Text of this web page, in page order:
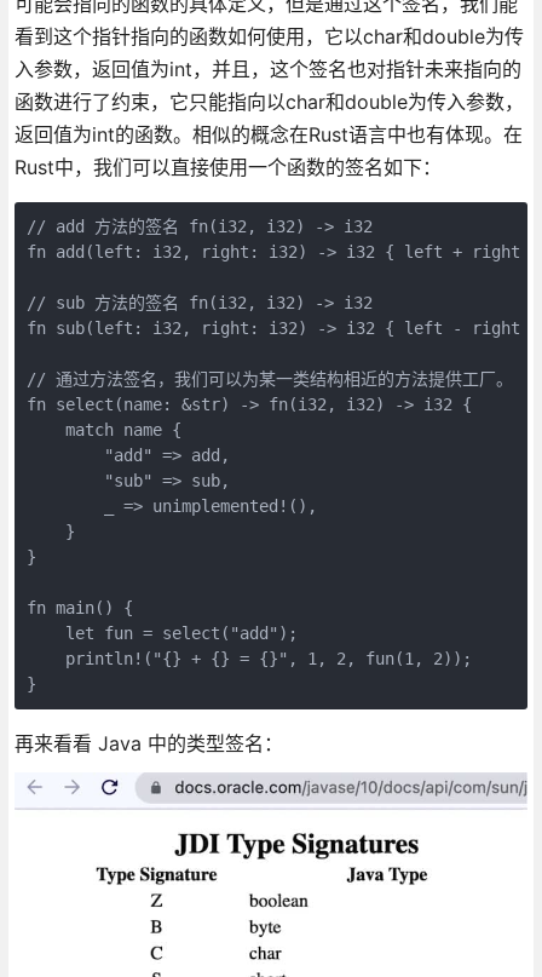
看到这个指针指向的函数如何使用，它以char和double为传
入参数，返回值为int，并且，这个签名也对指针未来指向的
函数进行了约束，它只能指向以char和double为传入参数，
返回值为int的函数。相似的概念在Rust语言中也有体现。在
Rust中，我们可以直接使用一个函数的签名如下：
// add 方法的签名 fn(i32, i32) -> i32
fn add(left: i32, right: i32) -> i32 { left + right }
// sub 方法的签名 fn(i32, i32) -> i32
fn sub(left: i32, right: i32) -> i32 { left - right }
// 通过方法签名，我们可以为某一类结构相近的方法提供工厂。
fn select(name: &str) -> fn(i32, i32) -> i32 {
    match name {
        "add" => add,
        "sub" => sub,
        _ => unimplemented!(),
    }
}
fn main() {
    let fun = select("add");
    println!("{} + {} = {}", 1, 2, fun(1, 2));
}
再来看看 Java 中的类型签名：